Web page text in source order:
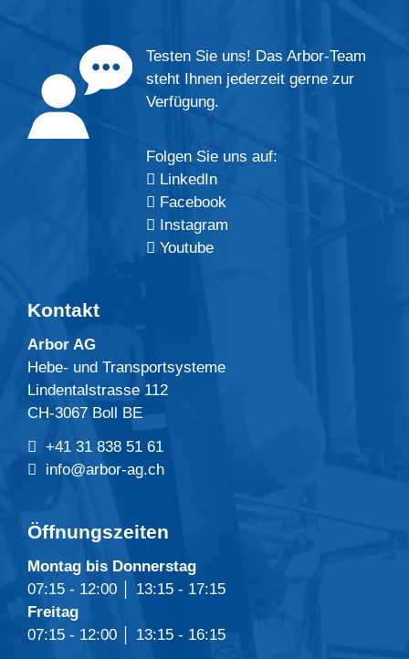
Testen Sie uns! Das Arbor-Team
steht Ihnen jederzeit gerne zur
Verfügung.
Folgen Sie uns auf:
LinkedIn
Facebook
Instagram
Youtube
Kontakt
Arbor AG
Hebe- und Transportsysteme
Lindentalstrasse 112
CH-3067 Boll BE
+41 31 838 51 61
info@arbor-ag.ch
Öffnungszeiten
Montag bis Donnerstag
07:15 - 12:00 │ 13:15 - 17:15
Freitag
07:15 - 12:00 │ 13:15 - 16:15